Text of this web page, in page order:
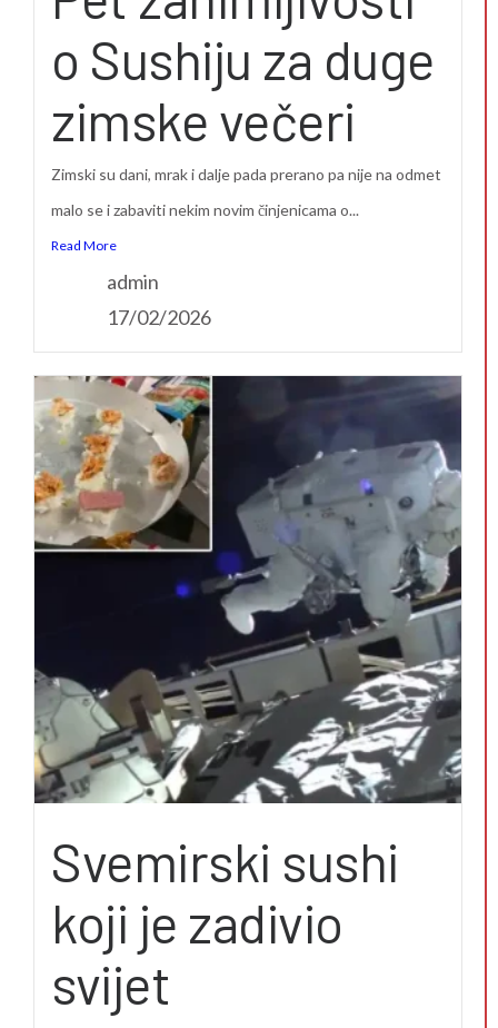
o Sushiju za duge
zimske večeri
Zimski su dani, mrak i dalje pada prerano pa nije na odmet
malo se i zabaviti nekim novim činjenicama o...
Read More
admin
17/02/2026
Svemirski sushi
koji je zadivio
svijet